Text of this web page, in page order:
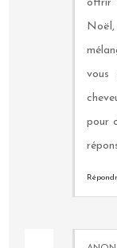
offrir
Noël,
vous
pour